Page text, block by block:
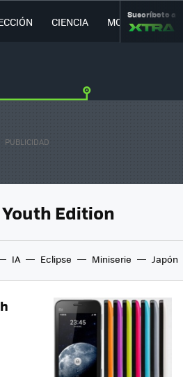
CIENCIA MOVILIDAD
Suscríbete a
Edition
IA Eclipse Miniserie Japón